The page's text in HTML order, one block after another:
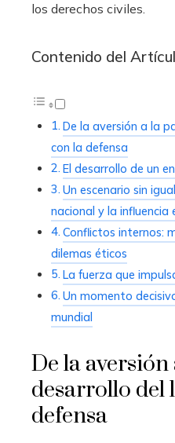
los derechos civiles.
Contenido del
De la aversión a la
con la defensa
El desarrollo de un
Un escenario sin
nacional y la influencia
Conflictos internos:
dilemas éticos
La fuerza que
Un momento
mundial
De la
desarrollo del
defensa